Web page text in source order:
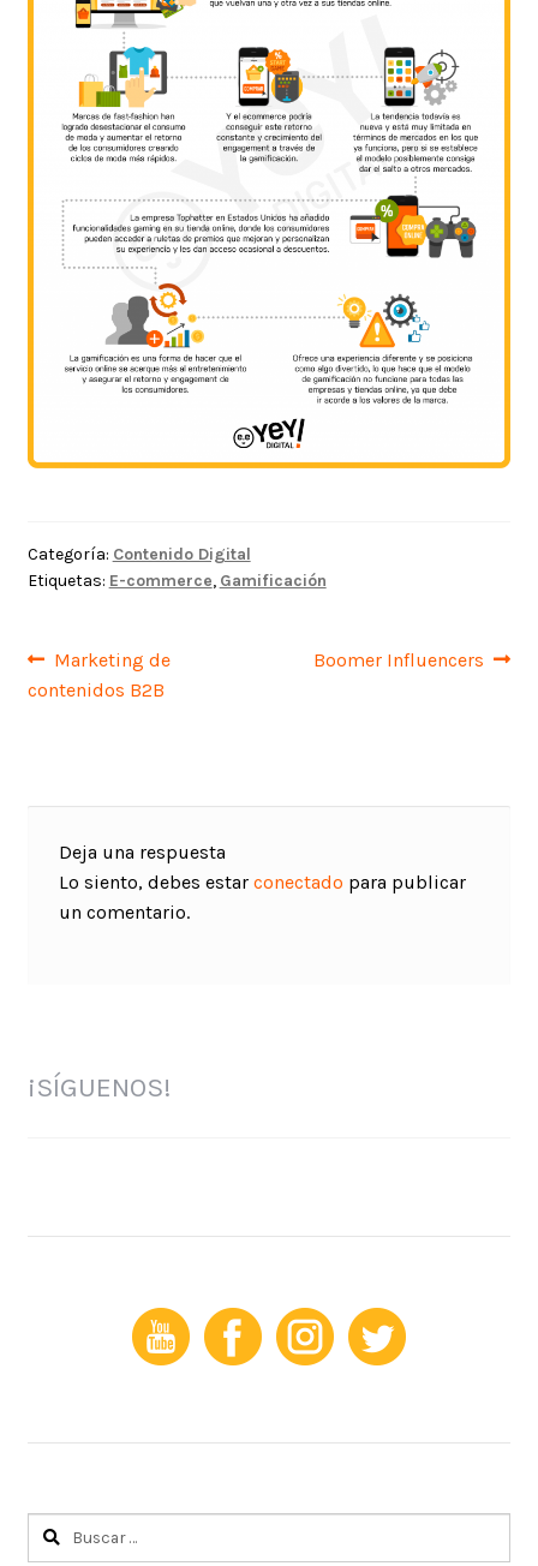
Categoría: Contenido Digital
Etiquetas: E-commerce, Gamificación
Navegación
de
Anterior:
Marketing de
contenidos B2B
Siguiente:
Boomer Influencers
Deja una respuesta
Lo siento, debes estar conectado para publicar
un comentario.
¡SÍGUENOS!
Buscar: